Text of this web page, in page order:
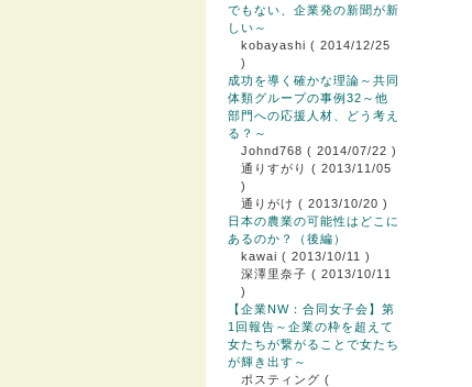
でもない、企業発の新聞が新
しい～
kobayashi ( 2014/12/25
)
成功を導く確かな理論～共同
体類グループの事例32～他
部門への応援人材、どう考え
る？～
Johnd768 ( 2014/07/22 )
通りすがり ( 2013/11/05
)
通りがけ ( 2013/10/20 )
日本の農業の可能性はどこに
あるのか？（後編）
kawai ( 2013/10/11 )
深澤里奈子 ( 2013/10/11
)
【企業NW：合同女子会】第
1回報告～企業の枠を超えて
女たちが繋がることで女たち
が輝き出す～
ポスティング (